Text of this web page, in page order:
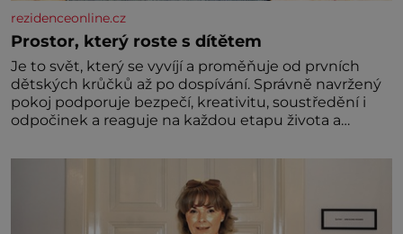
rezidenceonline.cz
Prostor, který roste s dítětem
Je to svět, který se vyvíjí a proměňuje od prvních
dětských krůčků až po dospívání. Správně navržený
pokoj podporuje bezpečí, kreativitu, soustředění i
odpočinek a reaguje na každou etapu života a
jednoduchost, měkkost a bezpečí, proto by pokoj